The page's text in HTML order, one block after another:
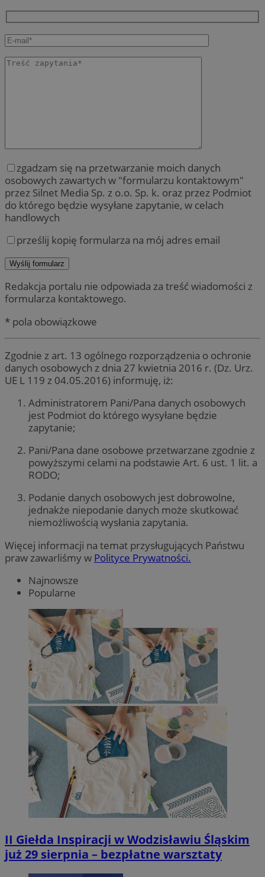
zgadzam się na przetwarzanie moich danych
osobowych zawartych w "formularzu kontaktowym"
przez Silnet Media Sp. z o.o. Sp. k. oraz przez Podmiot
do którego będzie wysyłane zapytanie, w celach
handlowych
prześlij kopię formularza na mój adres email
Redakcja portalu nie odpowiada za treść wiadomości z
formularza kontaktowego.
* pola obowiązkowe
Zgodnie z art. 13 ogólnego rozporządzenia o ochronie
danych osobowych z dnia 27 kwietnia 2016 r. (Dz. Urz.
UE L 119 z 04.05.2016) informuję, iż:
Administratorem Pani/Pana danych osobowych
jest Podmiot do którego wysyłane będzie
zapytanie;
Pani/Pana dane osobowe przetwarzane zgodnie z
powyższymi celami na podstawie Art. 6 ust. 1 lit. a
RODO;
Podanie danych osobowych jest dobrowolne,
jednakże niepodanie danych może skutkować
niemożliwością wysłania zapytania.
Więcej informacji na temat przysługujących Państwu
praw zawarliśmy w Polityce Prywatności.
Najnowsze
Popularne
II Giełda Inspiracji w Wodzisławiu Śląskim
już 29 sierpnia – bezpłatne warsztaty